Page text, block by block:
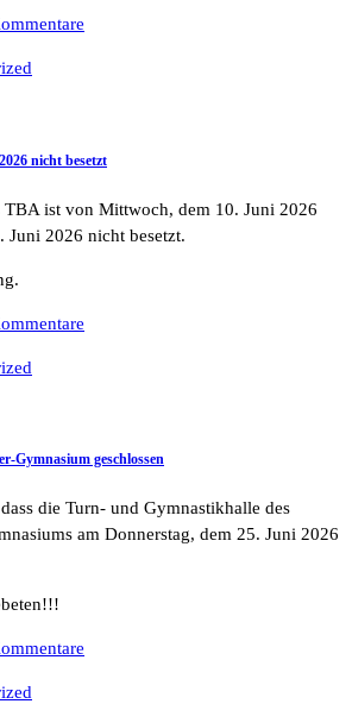
nicht besetzt
TBA ist von Mittwoch, dem 10. Juni 2026
Juni 2026 nicht besetzt.
Gymnasium geschlossen
die Turn- und Gymnastikhalle des
am Donnerstag, dem 25. Juni 2026